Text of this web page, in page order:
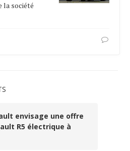
la société
envisage une offre
R5 électrique à